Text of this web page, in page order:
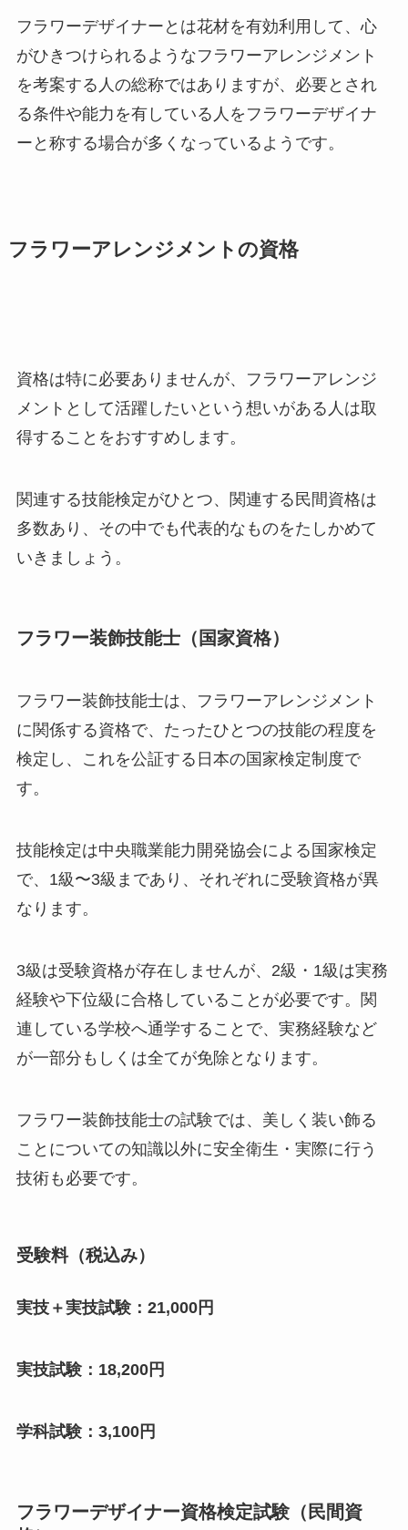
フラワーデザイナーとは花材を有効利用して、心
がひきつけられるようなフラワーアレンジメント
を考案する人の総称ではありますが、必要とされ
る条件や能力を有している人をフラワーデザイナ
ーと称する場合が多くなっているようです。
フラワーアレンジメントの資格
資格は特に必要ありませんが、フラワーアレンジ
メントとして活躍したいという想いがある人は取
得することをおすすめします。
関連する技能検定がひとつ、関連する民間資格は
多数あり、その中でも代表的なものをたしかめて
いきましょう。
フラワー装飾技能士（国家資格）
フラワー装飾技能士は、フラワーアレンジメント
に関係する資格で、たったひとつの技能の程度を
検定し、これを公証する日本の国家検定制度で
す。
技能検定は中央職業能力開発協会による国家検定
で、1級〜3級まであり、それぞれに受験資格が異
なります。
3級は受験資格が存在しませんが、2級・1級は実務
経験や下位級に合格していることが必要です。関
連している学校へ通学することで、実務経験など
が一部分もしくは全てが免除となります。
フラワー装飾技能士の試験では、美しく装い飾る
ことについての知識以外に安全衛生・実際に行う
技術も必要です。
受験料（税込み）
実技＋実技試験：21,000円
実技試験：18,200円
学科試験：3,100円
フラワーデザイナー資格検定試験（民間資